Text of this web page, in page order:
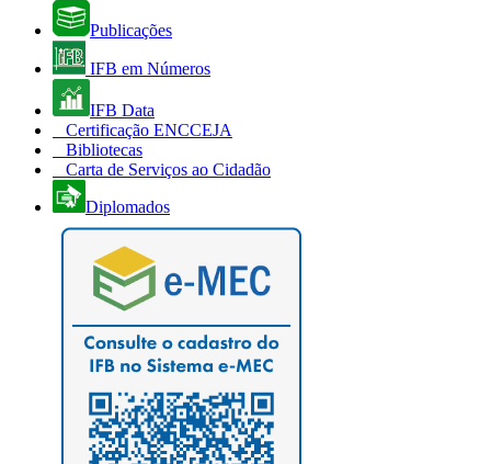
Publicações
IFB em Números
IFB Data
Certificação ENCCEJA
Bibliotecas
Carta de Serviços ao Cidadão
Diplomados